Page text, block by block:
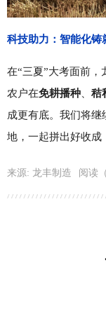
科技助力：智能化铸
在“三夏”大考面前，
农户在免耕播种 秸
成更有底。我们将
地，一起拼出好收成
来源: 龙丰制造 阅读